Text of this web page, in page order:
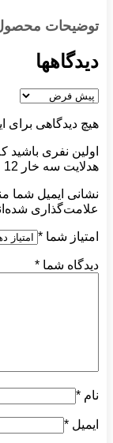
توضیحات
دیدگاهها
هیچ دیدگاهی
اولین نفری باشید
هدلایت سه خار 12 ولت 58 وات سه رنگ H4 استارلایت (CSP)”
نشانی ایمیل شما
علامت‌گذاری
امتیاز شما *
دیدگاه شما *
نام *
ایمیل *